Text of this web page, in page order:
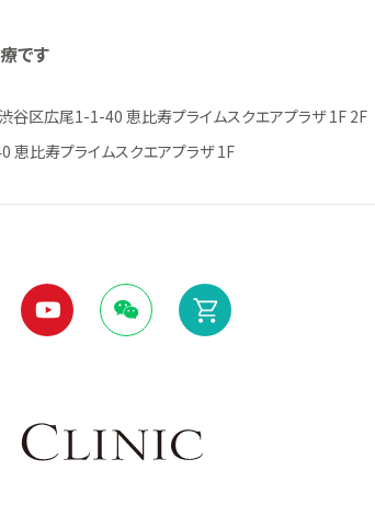
です
谷区広尾1-1-40 恵比寿プライムスクエアプラザ 1F 2F
恵比寿プライムスクエアプラザ 1F